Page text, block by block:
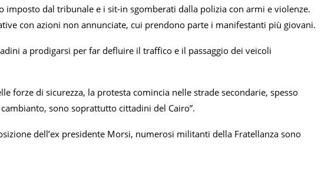
dal tribunale e i sit-in sgomberati dalla polizia con armi e violenze.
con azioni non annunciate, cui prendono parte i manifestanti più giovani.
a prodigarsi per far defluire il traffico e il passaggio dei veicoli
forze di sicurezza, la protesta comincia nelle strade secondarie, spesso
sono soprattutto cittadini del Cairo”.
dell’ex presidente Morsi, numerosi militanti della Fratellanza sono